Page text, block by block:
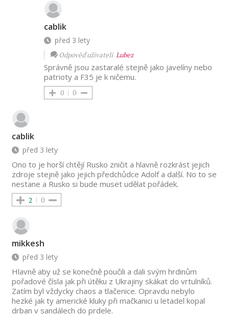
cablik
před 3 lety
Odpověď uživateliLubez
Správně jsou zastaralé stejně jako javelíny nebo
patrioty a F35 je k ničemu.
0 0
cablik
před 3 lety
Ono to je horší chtějí Rusko zničit a hlavně rozkrást jejich
zdroje stejně jako jejich předchůdce Adolf a další. No to se
nestane a Rusko si bude muset udělat pořádek.
2 0
mikkesh
před 3 lety
Hlavně aby už se konečně poučili a dali svým hrdinům
pořadové čísla jak při útěku z Ukrajiny skákat do vrtulníků.
Zatím byl vždycky chaos a tlačenice. Opravdu nebylo
hezké jak ty americké kluky při mačkanici u letadel kopal
drban v sandálech do prdele.